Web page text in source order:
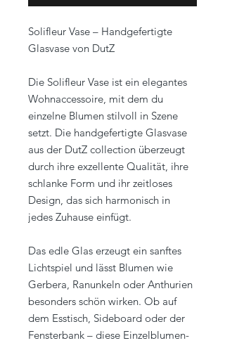
Solifleur Vase – Handgefertigte
Glasvase von DutZ
Die Solifleur Vase ist ein elegantes
Wohnaccessoire, mit dem du
einzelne Blumen stilvoll in Szene
setzt. Die handgefertigte Glasvase
aus der DutZ collection überzeugt
durch ihre exzellente Qualität, ihre
schlanke Form und ihr zeitloses
Design, das sich harmonisch in
jedes Zuhause einfügt.
Das edle Glas erzeugt ein sanftes
Lichtspiel und lässt Blumen wie
Gerbera, Ranunkeln oder Anthurien
besonders schön wirken. Ob auf
dem Esstisch, Sideboard oder der
Fensterbank – diese Einzelblumen-